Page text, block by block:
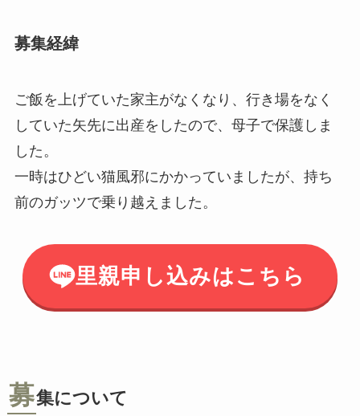
募集経緯
ご飯を上げていた家主がなくなり、行き場をなく
していた矢先に出産をしたので、母子で保護しま
した。
一時はひどい猫風邪にかかっていましたが、持ち
前のガッツで乗り越えました。
里親申し込みはこちら
募集について